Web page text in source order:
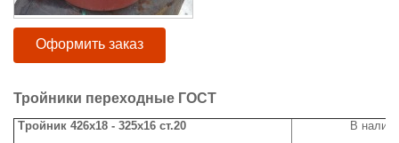
Оформить заказ
Тройники переходные ГОСТ
Тройник 426х18 - 325х16 ст.20
В